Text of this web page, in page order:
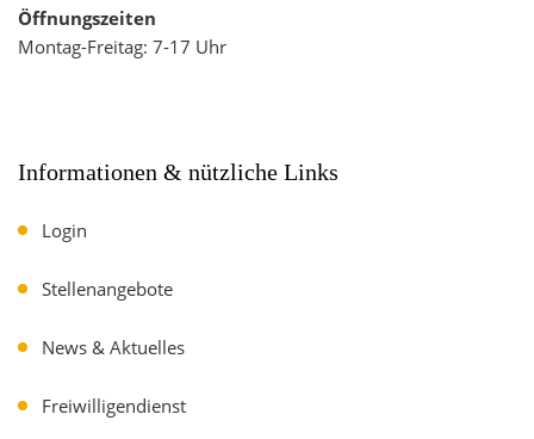
Öffnungszeiten
Montag-Freitag: 7-17 Uhr
Informationen & nützliche Links
Login
Stellenangebote
News & Aktuelles
Freiwilligendienst